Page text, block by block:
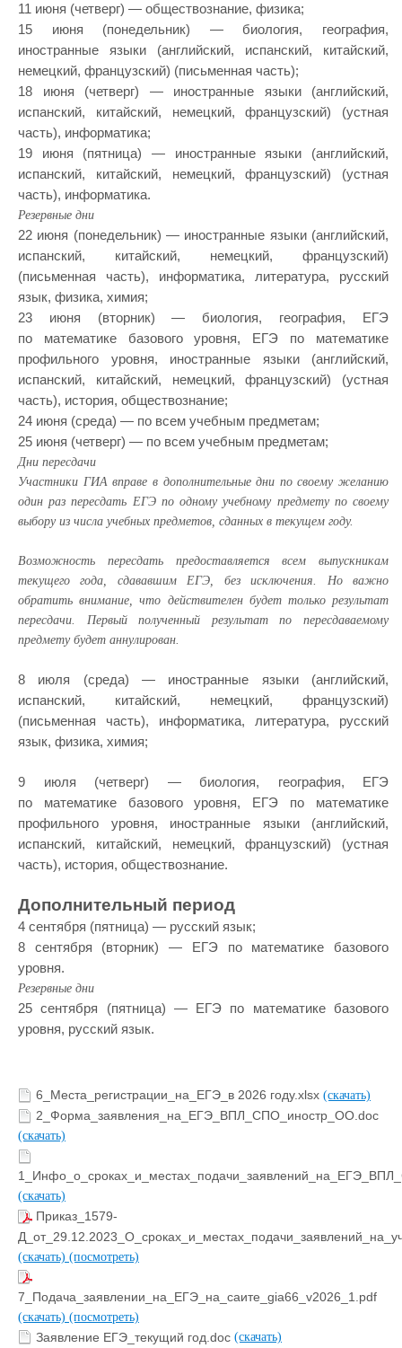
11 июня (четверг) — обществознание, физика;
15 июня (понедельник) — биология, география,
иностранные языки (английский, испанский, китайский,
немецкий, французский) (письменная часть);
18 июня (четверг) — иностранные языки (английский,
испанский, китайский, немецкий, французский) (устная
часть), информатика;
19 июня (пятница) — иностранные языки (английский,
испанский, китайский, немецкий, французский) (устная
часть), информатика.
Резервные дни
22 июня (понедельник) — иностранные языки (английский,
испанский, китайский, немецкий, французский)
(письменная часть), информатика, литература, русский
язык, физика, химия;
23 июня (вторник) — биология, география, ЕГЭ
по математике базового уровня, ЕГЭ по математике
профильного уровня, иностранные языки (английский,
испанский, китайский, немецкий, французский) (устная
часть), история, обществознание;
24 июня (среда) — по всем учебным предметам;
25 июня (четверг) — по всем учебным предметам;
Дни пересдачи
Участники ГИА вправе в дополнительные дни по своему желанию
один раз пересдать ЕГЭ по одному учебному предмету по своему
выбору из числа учебных предметов, сданных в текущем году.
Возможность пересдать предоставляется всем выпускникам
текущего года, сдававшим ЕГЭ, без исключения. Но важно
обратить внимание, что действителен будет только результат
пересдачи. Первый полученный результат по пересдаваемому
предмету будет аннулирован.
8 июля (среда) — иностранные языки (английский,
испанский, китайский, немецкий, французский)
(письменная часть), информатика, литература, русский
язык, физика, химия;
9 июля (четверг) — биология, география, ЕГЭ
по математике базового уровня, ЕГЭ по математике
профильного уровня, иностранные языки (английский,
испанский, китайский, немецкий, французский) (устная
часть), история, обществознание.
Дополнительный период
4 сентября (пятница) — русский язык;
8 сентября (вторник) — ЕГЭ по математике базового
уровня.
Резервные дни
25 сентября (пятница) — ЕГЭ по математике базового
уровня, русский язык.
6_Места_регистрации_на_ЕГЭ_в 2026 году.xlsx (скачать)
2_Форма_заявления_на_ЕГЭ_ВПЛ_СПО_иностр_ОО.doc
(скачать)
(скачать)
Приказ_1579-
(скачать) (посмотреть)
7_Подача_заявлении_на_ЕГЭ_на_саите_gia66_v2026_1.pdf
(скачать) (посмотреть)
Заявление ЕГЭ_текущий год.doc (скачать)